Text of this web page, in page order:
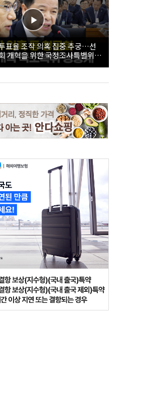
표율 조작 의혹 집중 추궁…선
개혁을 위한 국정조사특별위원